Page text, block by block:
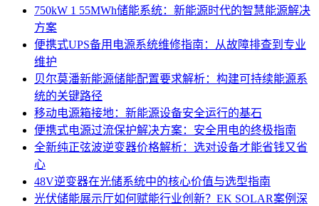
750kW 1 55MWh储能系统：新能源时代的智慧能源解决
方案
便携式UPS备用电源系统维修指南：从故障排查到专业
维护
贝尔莫潘新能源储能配置要求解析：构建可持续能源系
统的关键路径
移动电源箱接地：新能源设备安全运行的基石
便携式电源过流保护解决方案：安全用电的终极指南
全新纯正弦波逆变器价格解析：选对设备才能省钱又省
心
48V逆变器在光储系统中的核心价值与选型指南
光伏储能展示厅如何赋能行业创新？EK SOLAR案例深